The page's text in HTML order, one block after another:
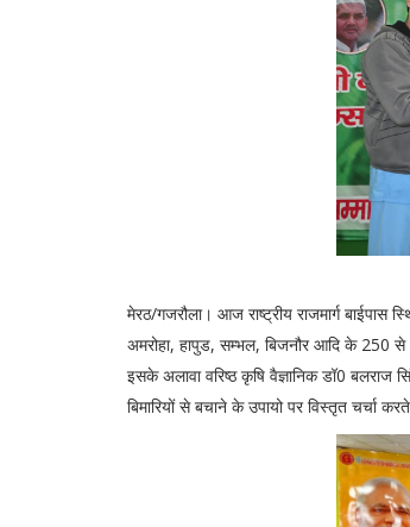
मेरठ/गजरौला। आज राष्ट्रीय राजमार्ग
अमरोहा, हापुड, सम्भल, बिजनौर आदि के 250 से
इसके अलावा वरिष्ठ कृषि वैज्ञानिक डॉ0 बलराज
बिमारियों से बचाने के उपायो पर विस्तृत चर्चा